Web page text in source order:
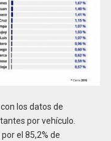
los datos de
por vehículo.
el 85,2% de